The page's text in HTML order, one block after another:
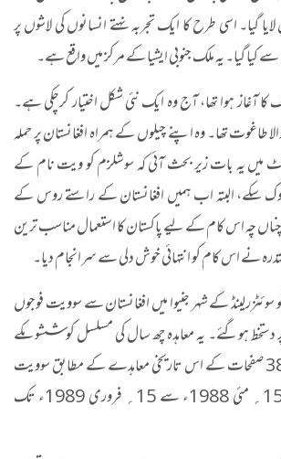
گیا۔ اسی طرح کا ایک تجربہ نہتے انسانوں کی لاشوں پر
گیا۔ یہ ملک جنوبی ایشیا کے مرکز میں واقع ہے۔
آغاز ہوا تھا، آج وہ ایک نئی شکل اختیار کرچکی ہے۔
طاغوت تھا۔ وہ اپنے چیلوں کے ہمراہ افغانستان پر حملہ
میں یہ بات زیر بحث آئی کہ سوشلزم کو ویت نام کے
سکے، البتہ اب ہمیں افغانستان کے راستے روس کے
چہ اس کام کے لیے پاکستان کا استعمال مناسب ترین
نے اس کام کو انتہائی خوش دلی سے سرانجام دیا۔
1988ء کو سوئٹزرلینڈ کے شہر جنیوا میں افغانستان سے سوویت فوجوں
ہوگئے۔ یہ معاہدہ چھ سال کی مسلسل کوششوںکے
نتیجے میں تشکیل پایا تھا۔ 38 صفحات کے اس تاریخی معاہدے کے مطابق سوویت
افواج کی واپسی کا عمل 15؍ مئی 1988ء سے 15؍ فروری 1989ء تک